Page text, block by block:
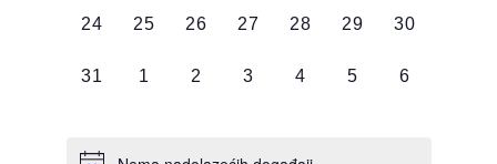
0
24
0
25
0
26
0
27
0
28
0
29
0
30
0
31
0
1
0
2
0
3
0
4
0
5
0
6